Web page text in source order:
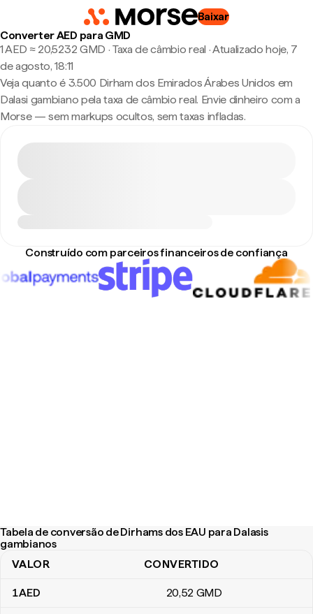
Baixar
Converter AED para GMD
1 AED ≈ 20,5232 GMD · Taxa de câmbio real ·Atualizado hoje, 7
de agosto, 18:11
Veja quanto é 3.500 Dirham dos Emirados Árabes Unidos em
Dalasi gambiano pela taxa de câmbio real. Envie dinheiro com a
Morse — sem markups ocultos, sem taxas infladas.
Construído com parceiros financeiros de confiança
Tabela de conversão de Dirhams dos EAU para Dalasis
gambianos
Tabela de conversão de Dirhams dos EAU para Dalasis
VALOR CONVERTIDO
1AED 20,52 GMD